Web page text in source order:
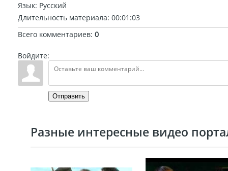
Язык: Русский
Длительность материала: 00:01:03
Всего комментариев: 0
Войдите:
Отправить
Разные интересные видео